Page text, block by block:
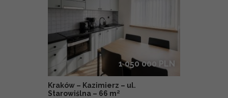
1 050 000 PLN
Kraków – Kazimierz – ul.
Starowiślna – 66 m²